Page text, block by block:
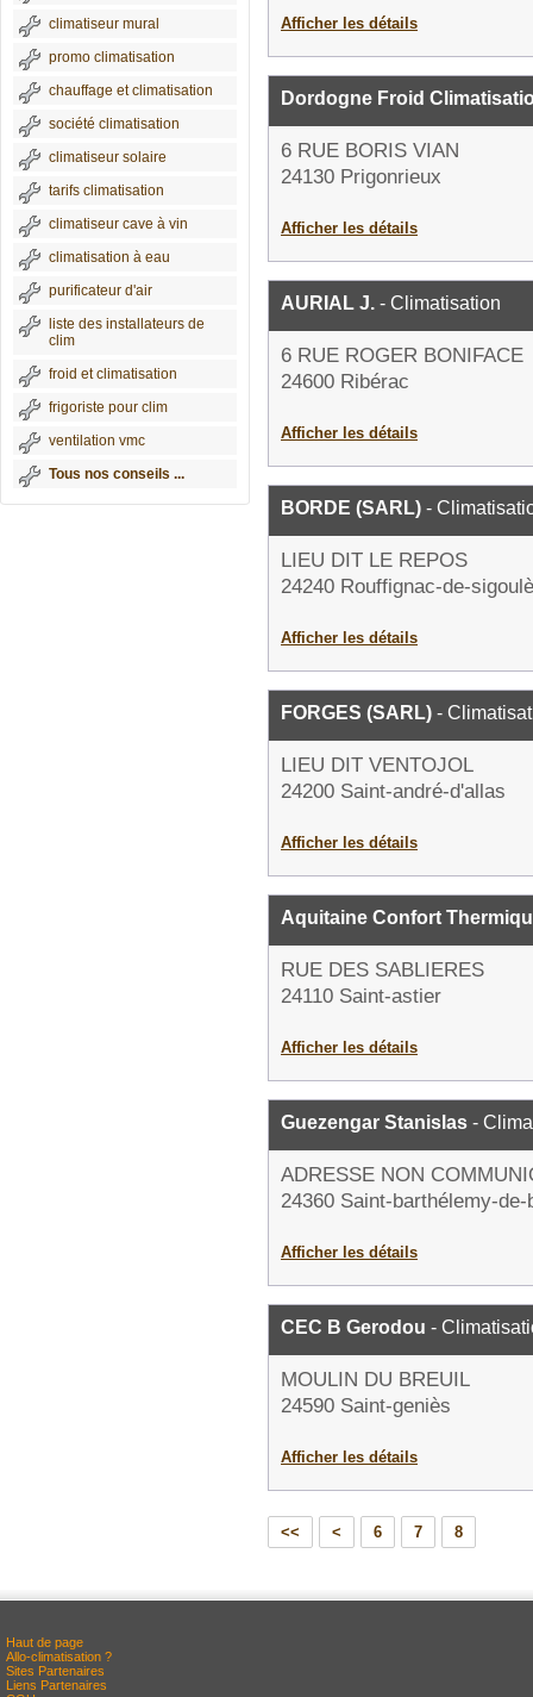
climatiseur mural
promo climatisation
chauffage et climatisation
société climatisation
climatiseur solaire
tarifs climatisation
climatiseur cave à vin
climatisation à eau
purificateur d'air
liste des installateurs de
clim
froid et climatisation
frigoriste pour clim
ventilation vmc
Tous nos conseils ...
Afficher les détails
Dordogne Froid
6 RUE BORIS VIAN
24130 Prigonrieux
Afficher les détails
AURIAL J. - Climatisation
6 RUE ROGER BONIFACE
24600 Ribérac
Afficher les détails
BORDE (SARL) -
LIEU DIT LE REPOS
24240 Rouffignac-de-
Afficher les détails
FORGES (SARL) -
LIEU DIT VENTOJOL
24200 Saint-andré-d'allas
Afficher les détails
Aquitaine Confort
RUE DES SABLIERES
24110 Saint-astier
Afficher les détails
Guezengar Stanislas -
ADRESSE NON
24360 Saint-barthélemy-
Afficher les détails
CEC B Gerodou -
MOULIN DU BREUIL
24590 Saint-geniès
Afficher les détails
<< < 6 7 8
Haut de page
Allo-climatisation ?
Sites Partenaires
Liens Partenaires